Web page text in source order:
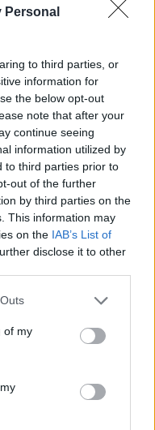
Personal
to third parties, or
information for
the below opt-out
note that after your
continue seeing
information utilized by
to third parties prior to
out of the further
by third parties on the
This information may
on the IAB’s List of
disclose it to other
of my